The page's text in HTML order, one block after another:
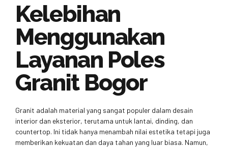
Kelebihan
Menggunakan
Layanan Poles
Granit Bogor
Granit adalah material yang sangat populer dalam desain
interior dan eksterior, terutama untuk lantai, dinding, dan
countertop. Ini tidak hanya menambah nilai estetika tetapi juga
memberikan kekuatan dan daya tahan yang luar biasa. Namun,